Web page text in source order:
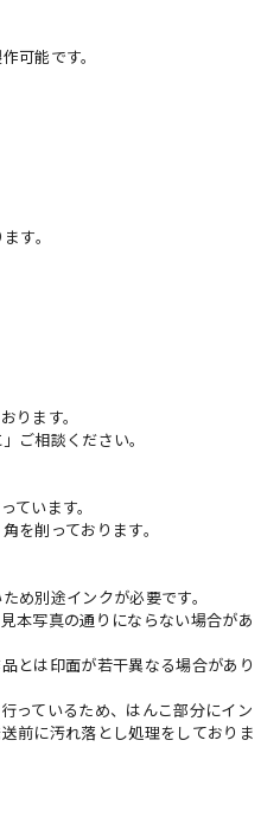
可能です。
す。
ります。
ご相談ください。
ています。
を削っております。
め別途インクが必要です。
本写真の通りにならない場合があ
とは印面が若干異なる場合があり
っているため、はんこ部分にイン
前に汚れ落とし処理をしておりま